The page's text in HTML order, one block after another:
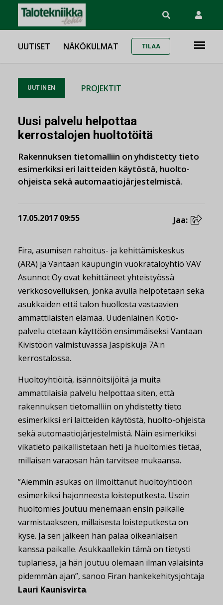
UUTISET NÄKÖKULMAT TILAA
UUTINEN PROJEKTIT
Uusi palvelu helpottaa
kerrostalojen huoltotöitä
Rakennuksen tietomalliin on yhdistetty tieto
esimerkiksi eri laitteiden käytöstä, huolto-
ohjeista sekä automaatiojärjestelmistä.
17.05.2017 09:55 Jaa:
Fira, asumisen rahoitus- ja kehittämiskeskus
(ARA) ja Vantaan kaupungin vuokrataloyhtiö VAV
Asunnot Oy ovat kehittäneet yhteistyössä
verkkosovelluksen, jonka avulla helpotetaan sekä
asukkaiden että talon huollosta vastaavien
ammattilaisten elämää. Uudenlainen Kotio-
palvelu otetaan käyttöön ensimmäiseksi Vantaan
Kivistöön valmistuvassa Jaspiskuja 7A:n
kerrostalossa.
Huoltoyhtiöitä, isännöitsijöitä ja muita
ammattilaisia palvelu helpottaa siten, että
rakennuksen tietomalliin on yhdistetty tieto
esimerkiksi eri laitteiden käytöstä, huolto-ohjeista
sekä automaatiojärjestelmistä. Näin esimerkiksi
vikatieto paikallistetaan heti ja huoltomies tietää,
millaisen varaosan hän tarvitsee mukaansa.
”Aiemmin asukas on ilmoittanut huoltoyhtiöön
esimerkiksi hajonneesta loisteputkesta. Usein
huoltomies joutuu menemään ensin paikalle
varmistaakseen, millaisesta loisteputkesta on
kyse. Ja sen jälkeen hän palaa oikeanlaisen
kanssa paikalle. Asukkaallekin tämä on tietysti
tuplariesa, ja hän joutuu olemaan ilman valaisinta
pidemmän ajan”, sanoo Firan hankekehitysjohtaja
Lauri Kaunisvirta.